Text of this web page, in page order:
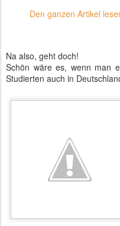
Den ganzen Artikel
Na also, geht doch!
Schön wäre es, wenn man
Studierten auch in